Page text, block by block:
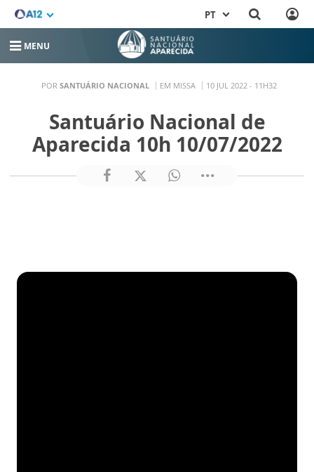
PT
MENU
POR SANTUÁRIO NACIONAL EM MISSA 10 JUL 2022 - 11H32
Santuário Nacional de
Aparecida 10h 10/07/2022